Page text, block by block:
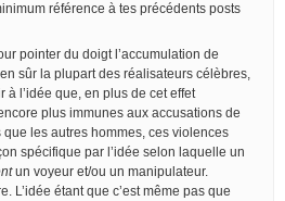
référence à tes précédents posts
pointer du doigt l’accumulation de
sûr la plupart des réalisateurs célèbres,
à l’idée que, en plus de cet effet
plus immunes aux accusations de
les autres hommes, ces violences
spécifique par l’idée selon laquelle un
un voyeur et/ou un manipulateur.
L’idée étant que c’est même pas que